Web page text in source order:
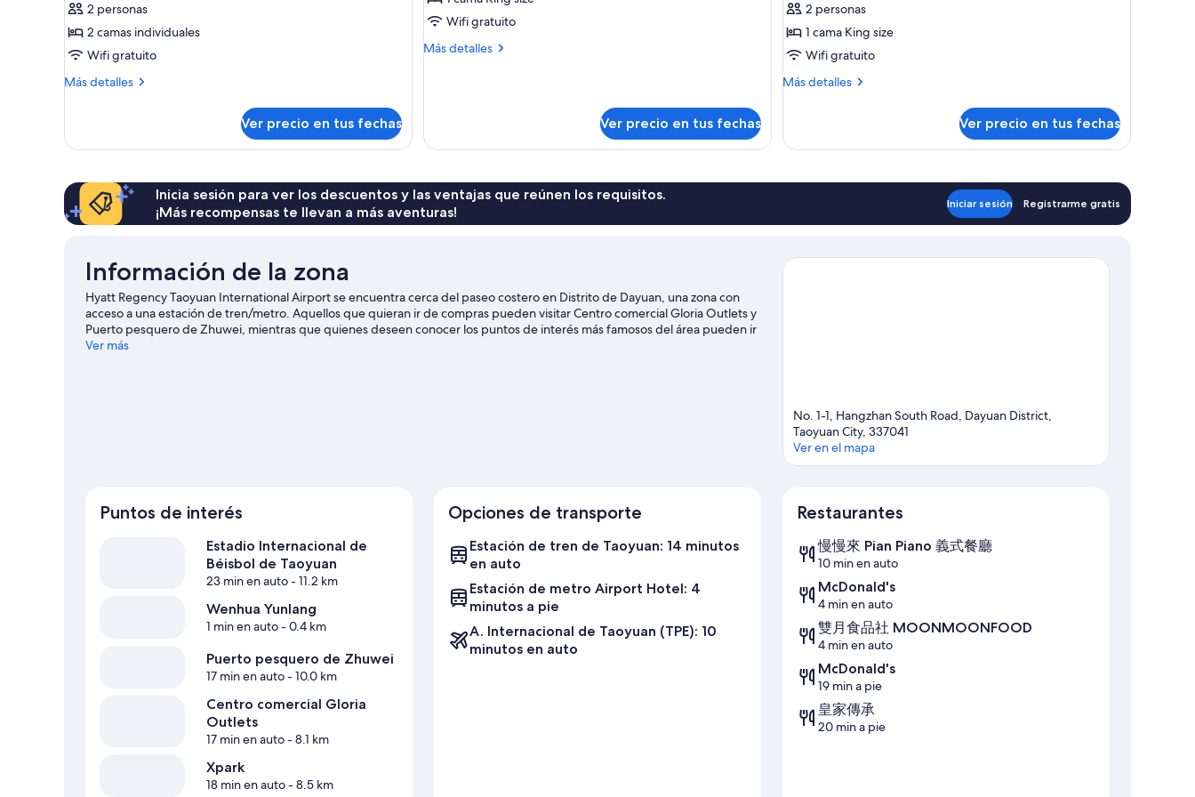
2
camas
individuales,
con
salón
del
club
2 personas
2 camas individuales
Wifi gratuito
Más detalles
Más
Deluxe,
individuales,
con
acceso
lounge
club
Ver precio en tus fechas
1
cama
al
lounge
del
club
Wifi gratuito
Más detalles
Más
cama
con
acceso
al
Ver precio en tus fechas
1
cama
King
size,
al
lounge
club
2 personas
1 cama King size
Wifi gratuito
Más detalles
Más
ejecutiva,
con
al
salón
Ver precio en tus fechas
Inicia sesión para ver los descuentos y las ventajas que reúnen los requisitos.
¡Más recompensas te llevan a más aventuras!
Iniciar sesión Registrarme gratis
Información de la zona
Hyatt Regency Taoyuan International Airport se encuentra cerca del paseo costero en Distrito de Dayuan, una zona con
acceso a una estación de tren/metro. Aquellos que quieran ir de compras pueden visitar Centro comercial Gloria Outlets y
Puerto pesquero de Zhuwei, mientras que quienes deseen conocer los puntos de interés más famosos del área pueden ir
a Museo etnográfico Taoyuan Hakka Culture Hall. ¿Quieres asistir a un evento o partido mientras estás aquí? Échale un
Ver más
No. 1-1, Hangzhan South Road, Dayuan District,
Taoyuan City, 337041
Ver en el mapa
Puntos de interés
Estadio Internacional de
Béisbol de Taoyuan
23 min en auto- 11.2 km
Wenhua Yunlang
1 min en auto- 0.4 km
Puerto pesquero de Zhuwei
17 min en auto- 10.0 km
Centro comercial Gloria
Outlets
17 min en auto- 8.1 km
Xpark
18 min en auto- 8.5 km
Opciones de transporte
Estación de tren de Taoyuan: 14 minutos
en auto
Estación de metro Airport Hotel: 4
minutos a pie
A. Internacional de Taoyuan (TPE): 10
minutos en auto
Restaurantes
慢慢來 Pian Piano 義式餐廳
10 min en auto
McDonald's
4 min en auto
雙月食品社 MOONMOONFOOD
4 min en auto
McDonald's
19 min a pie
皇家傳承
20 min a pie